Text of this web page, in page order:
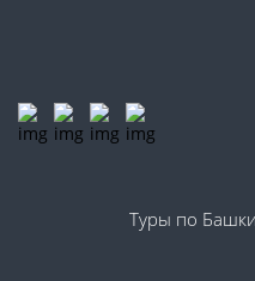
Туры по